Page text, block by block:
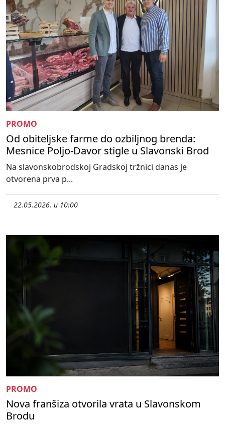
PROMO
Od obiteljske farme do ozbiljnog brenda:
Mesnice Poljo-Davor stigle u Slavonski Brod
Na slavonskobrodskoj Gradskoj tržnici danas je
otvorena prva p...
22.05.2026. u 10:00
PROMO
Nova franšiza otvorila vrata u Slavonskom
Brodu